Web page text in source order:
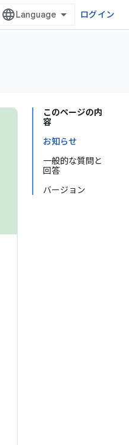
ログイン
このページの内
容
お知らせ
一般的な質問と
回答
バージョン